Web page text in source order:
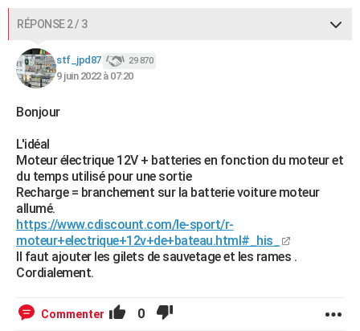
RÉPONSE 2 / 3
stf_jpd87 29 870
9 juin 2022 à 07:20
Bonjour
L'idéal
Moteur électrique 12V + batteries en fonction du moteur et
du temps utilisé pour une sortie
Recharge = branchement sur la batterie voiture moteur
allumé.
https://www.cdiscount.com/le-sport/r-
moteur+electrique+12v+de+bateau.html#_his_
Il faut ajouter les gilets de sauvetage et les rames .
Cordialement.
Commenter 0